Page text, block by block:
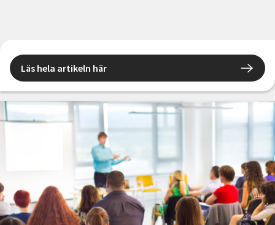
Läs hela artikeln här